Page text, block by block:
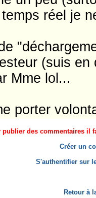
réel je
(suis
Mme lol...
porter
publier des commentaires il
Créer un
S'authentifier sur
Retour à